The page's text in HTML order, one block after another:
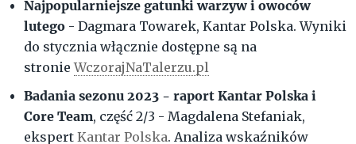
Najpopularniejsze gatunki warzyw i owoców
lutego - Dagmara Towarek, Kantar Polska. Wyniki
do stycznia włącznie dostępne są na
stronieWczorajNaTalerzu.pl
Badania sezonu 2023 - raport Kantar Polska i
Core Team, część 2/3 - Magdalena Stefaniak,
ekspert Kantar Polska. Analiza wskaźników